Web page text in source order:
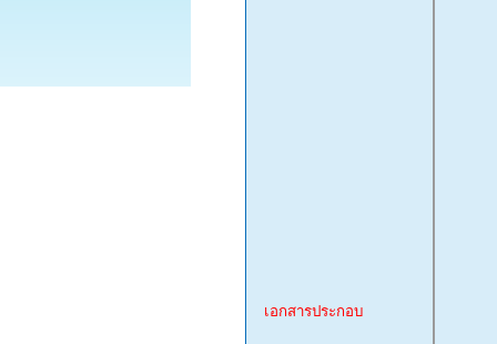
เอกสารประกอบ